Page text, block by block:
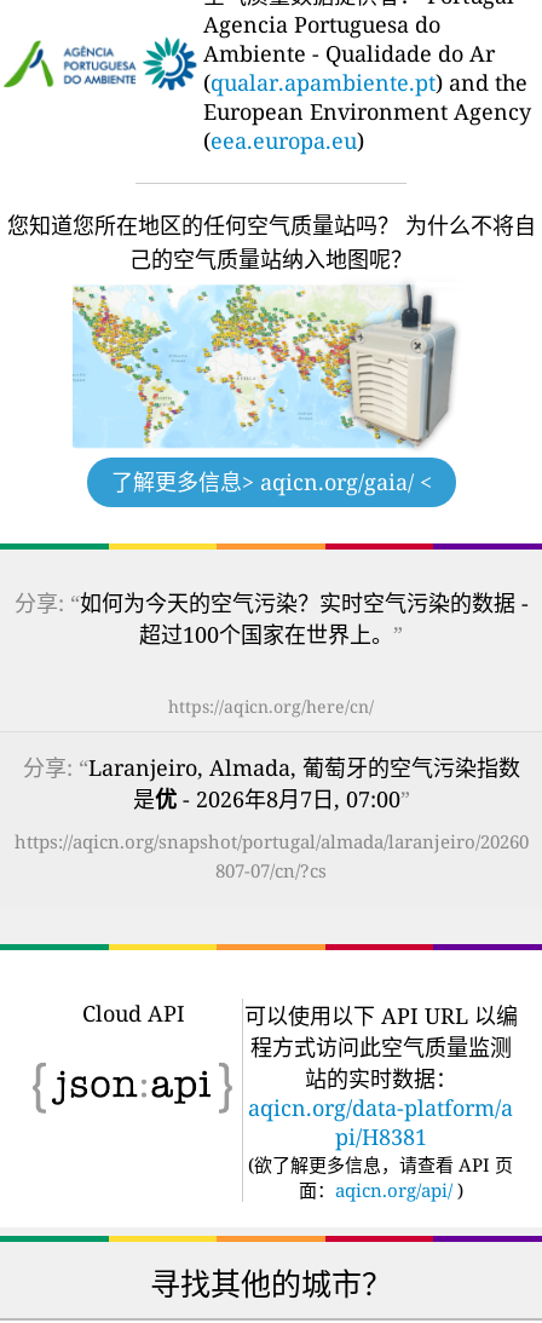
Agencia Portuguesa do
Ambiente - Qualidade do Ar
(qualar.apambiente.pt) and the
European Environment Agency
(eea.europa.eu)
您知道您所在地区的任何空气质量站吗？
为什么不将自
己的空气质量站纳入地图呢？
了解更多信息> aqicn.org/gaia/ <
分享: “如何为今天的空气污染？实时空气污染的数据 -
超过100个国家在世界上。 ”
https://aqicn.org/here/cn/
分享: “Laranjeiro, Almada, 葡萄牙的空气污染指数
是优- 2026年8月7日, 07:00”
https://aqicn.org/snapshot/portugal/almada/laranjeiro/20260
807-07/cn/?cs
Cloud API
可以使用以下 API URL 以编
程方式访问此空气质量监测
站的实时数据：
aqicn.org/data-platform/a
pi/H8381
(欲了解更多信息，请查看 API 页
面： aqicn.org/api/ )
寻找其他的城市？